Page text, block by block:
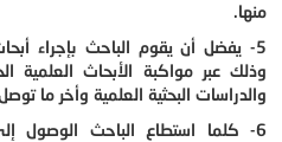
منها.
5- يفضل أن يقوم الباحث بإجراء
وذلك عبر مواكبة الأبحاث العلمية
والدراسات البحثية العلمية وأخر ما
6- كلما استطاع الباحث الوصول